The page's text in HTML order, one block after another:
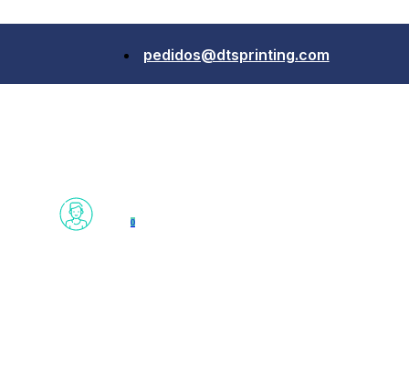
pedidos@dtsprinting.com
0